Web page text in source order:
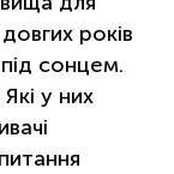
років
сонцем.
у них